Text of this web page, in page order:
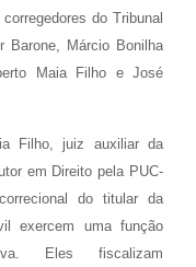
do Tribunal
Barone, Márcio Bonilha
Maia Filho e José
Filho, juiz auxiliar da
em Direito pela PUC-
do titular da
exercem uma função
Eles fiscalizam